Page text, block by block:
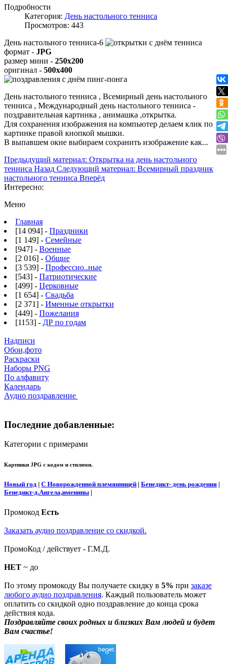
Подробности
Категория: День настольного тенниса
Просмотров: 443
День настольного тенниса-6
формат - JPG
размер мини - 250x200
оригинал - 500x400
День настольного тенниса , Всемирный день настольного
тенниса , Международный день настольного тенниса -
поздравительная картинка , анимашка ,открытка.
Для сохранения изображения на компьютер делаем клик по
картинке правой кнопкой мышки.
В выпавшем окне выбираем сохранить изображение как...
Предыдущий материал: Открытка на день настольного
тенниса Назад Следующий материал: Всемирный праздник
настольного тенниса Вперёд
Интересно:
Меню
Главная
[14 094] - Праздники
[1 149] - Семейные
[947] - Военные
[2 016] - Общие
[3 539] - Профессио..ные
[543] - Патриотические
[499] - Церковные
[1 654] - Свадьба
[2 371] - Именные открытки
[449] - Пожелания
[1153] - ДР по годам
Надписи
Обои,фото
Раскраски
Наборы PNG
По алфавиту
Календарь
Аудио поздравление
Последние добавленные:
Категории с примерами
Картинки JPG с кодом и стилями.
Новый год | С Новорожденной племянницей | Бенедикт- день рождения |
Бенедикт-д.Ангела,именины |
Промокод Есть
Заказать аудио поздравление со скидкой.
ПромоКод / действует - Г.М.Д.
НЕТ ~ до
По этому промокоду Вы получаете скидку в 5% при заказе
любого аудио поздравления. Каждый пользователь может
оплатить со скидкой одно поздравление до конца срока
действия кода.
Поздравляйте своих родных и близких Вам людей и будет
Вам счастье!